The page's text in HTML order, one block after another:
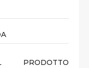
PRODOTTO